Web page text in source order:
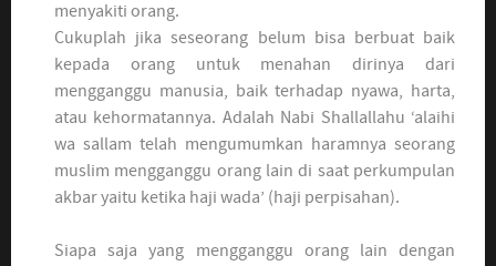
menyakiti orang.
Cukuplah jika seseorang belum bisa berbuat baik
kepada orang untuk menahan dirinya dari
mengganggu manusia, baik terhadap nyawa, harta,
atau kehormatannya. Adalah Nabi Shallallahu ‘alaihi
wa sallam telah mengumumkan haramnya seorang
muslim mengganggu orang lain di saat perkumpulan
akbar yaitu ketika haji wada’ (haji perpisahan).
Siapa saja yang mengganggu orang lain dengan